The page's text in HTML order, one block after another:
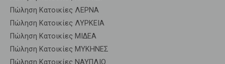
Πώληση Κατοικίες ΛΕΡΝΑ
Πώληση Κατοικίες ΛΥΡΚΕΙΑ
Πώληση Κατοικίες ΜΙΔΕΑ
Πώληση Κατοικίες ΜΥΚΗΝΕΣ
Πώληση Κατοικίες ΝΑΥΠΛΙΟ